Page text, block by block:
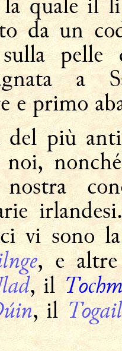
da un
a
e primo
più
vi sono
, e
, il
, il